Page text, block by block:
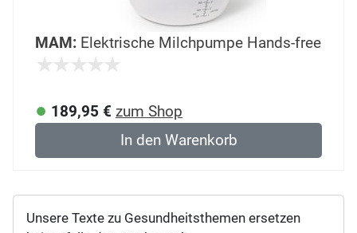
MAM: Elektrische Milchpumpe Hands-free
189,95 € zum Shop
In den Warenkorb
Unsere Texte zu Gesundheitsthemen ersetzen